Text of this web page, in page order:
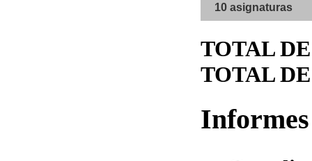
10 asignaturas
TOTAL
TOTAL
Informes